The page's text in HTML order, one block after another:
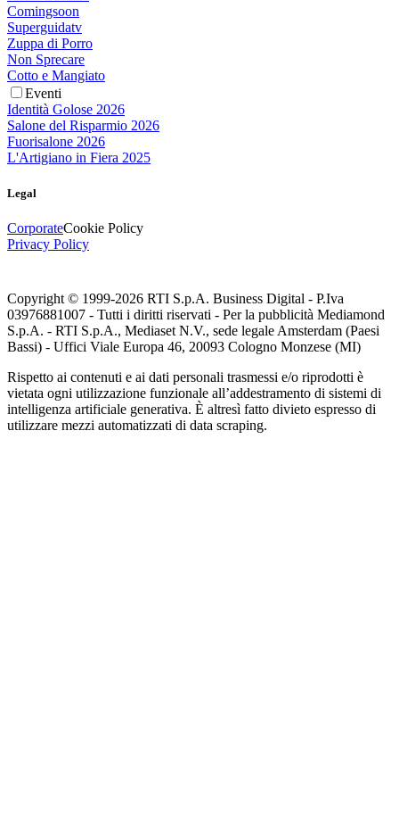
Comingsoon
Superguidatv
Zuppa di Porro
Non Sprecare
Cotto e Mangiato
Eventi
Identità Golose 2026
Salone del Risparmio 2026
Fuorisalone 2026
L'Artigiano in Fiera 2025
Legal
CorporateCookie Policy
Privacy Policy
Copyright © 1999-2026 RTI S.p.A. Business Digital - P.Iva
03976881007 - Tutti i diritti riservati - Per la pubblicità Mediamond
S.p.A. - RTI S.p.A., Mediaset N.V., sede legale Amsterdam (Paesi
Bassi) - Uffici Viale Europa 46, 20093 Cologno Monzese (MI)
Rispetto ai contenuti e ai dati personali trasmessi e/o riprodotti è
vietata ogni utilizzazione funzionale all’addestramento di sistemi di
intelligenza artificiale generativa. È altresì fatto divieto espresso di
utilizzare mezzi automatizzati di data scraping.